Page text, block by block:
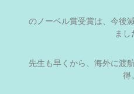
のノーベル賞受賞は、今後
まし
先生も早くから、海外に渡
得。